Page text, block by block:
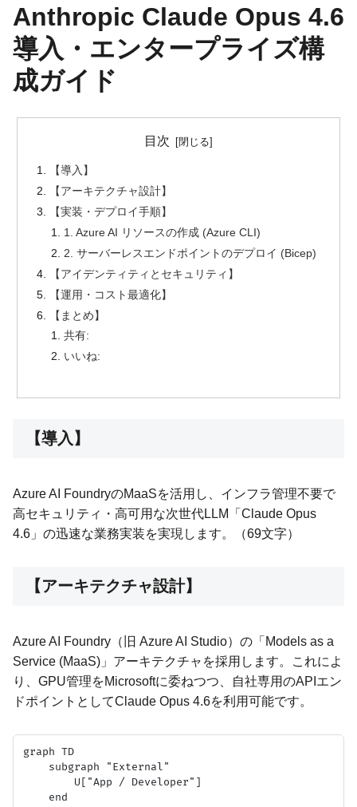
Anthropic Claude Opus 4.6
導入・エンタープライズ構
成ガイド
目次
【導入】
【アーキテクチャ設計】
【実装・デプロイ手順】
1. Azure AI リソースの作成 (Azure CLI)
2. サーバーレスエンドポイントのデプロイ (Bicep)
【アイデンティティとセキュリティ】
【運用・コスト最適化】
【まとめ】
共有:
いいね:
【導入】
Azure AI FoundryのMaaSを活用し、インフラ管理不要で
高セキュリティ・高可用な次世代LLM「Claude Opus
4.6」の迅速な業務実装を実現します。（69文字）
【アーキテクチャ設計】
Azure AI Foundry（旧 Azure AI Studio）の「Models as a
Service (MaaS)」アーキテクチャを採用します。これによ
り、GPU管理をMicrosoftに委ねつつ、自社専用のAPIエン
ドポイントとしてClaude Opus 4.6を利用可能です。
graph TD
    subgraph "External"
        U["App / Developer"]
    end